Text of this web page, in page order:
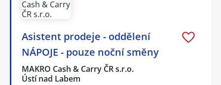
Asistent prodeje - oddělení
NÁPOJE - pouze noční směny
MAKRO Cash & Carry ČR s.r.o.
Ústí nad Labem